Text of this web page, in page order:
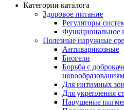
Категории каталога
Здоровое питание
Регуляторы
Функциональное
Полезные наружные
Антиварикозные
Биогели
Борьба с
Для интимных зон
Для укрепления
Нарушение